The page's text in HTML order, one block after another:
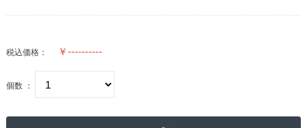
税込価格：
個数 ：